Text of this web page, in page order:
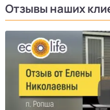
Отзывы наших